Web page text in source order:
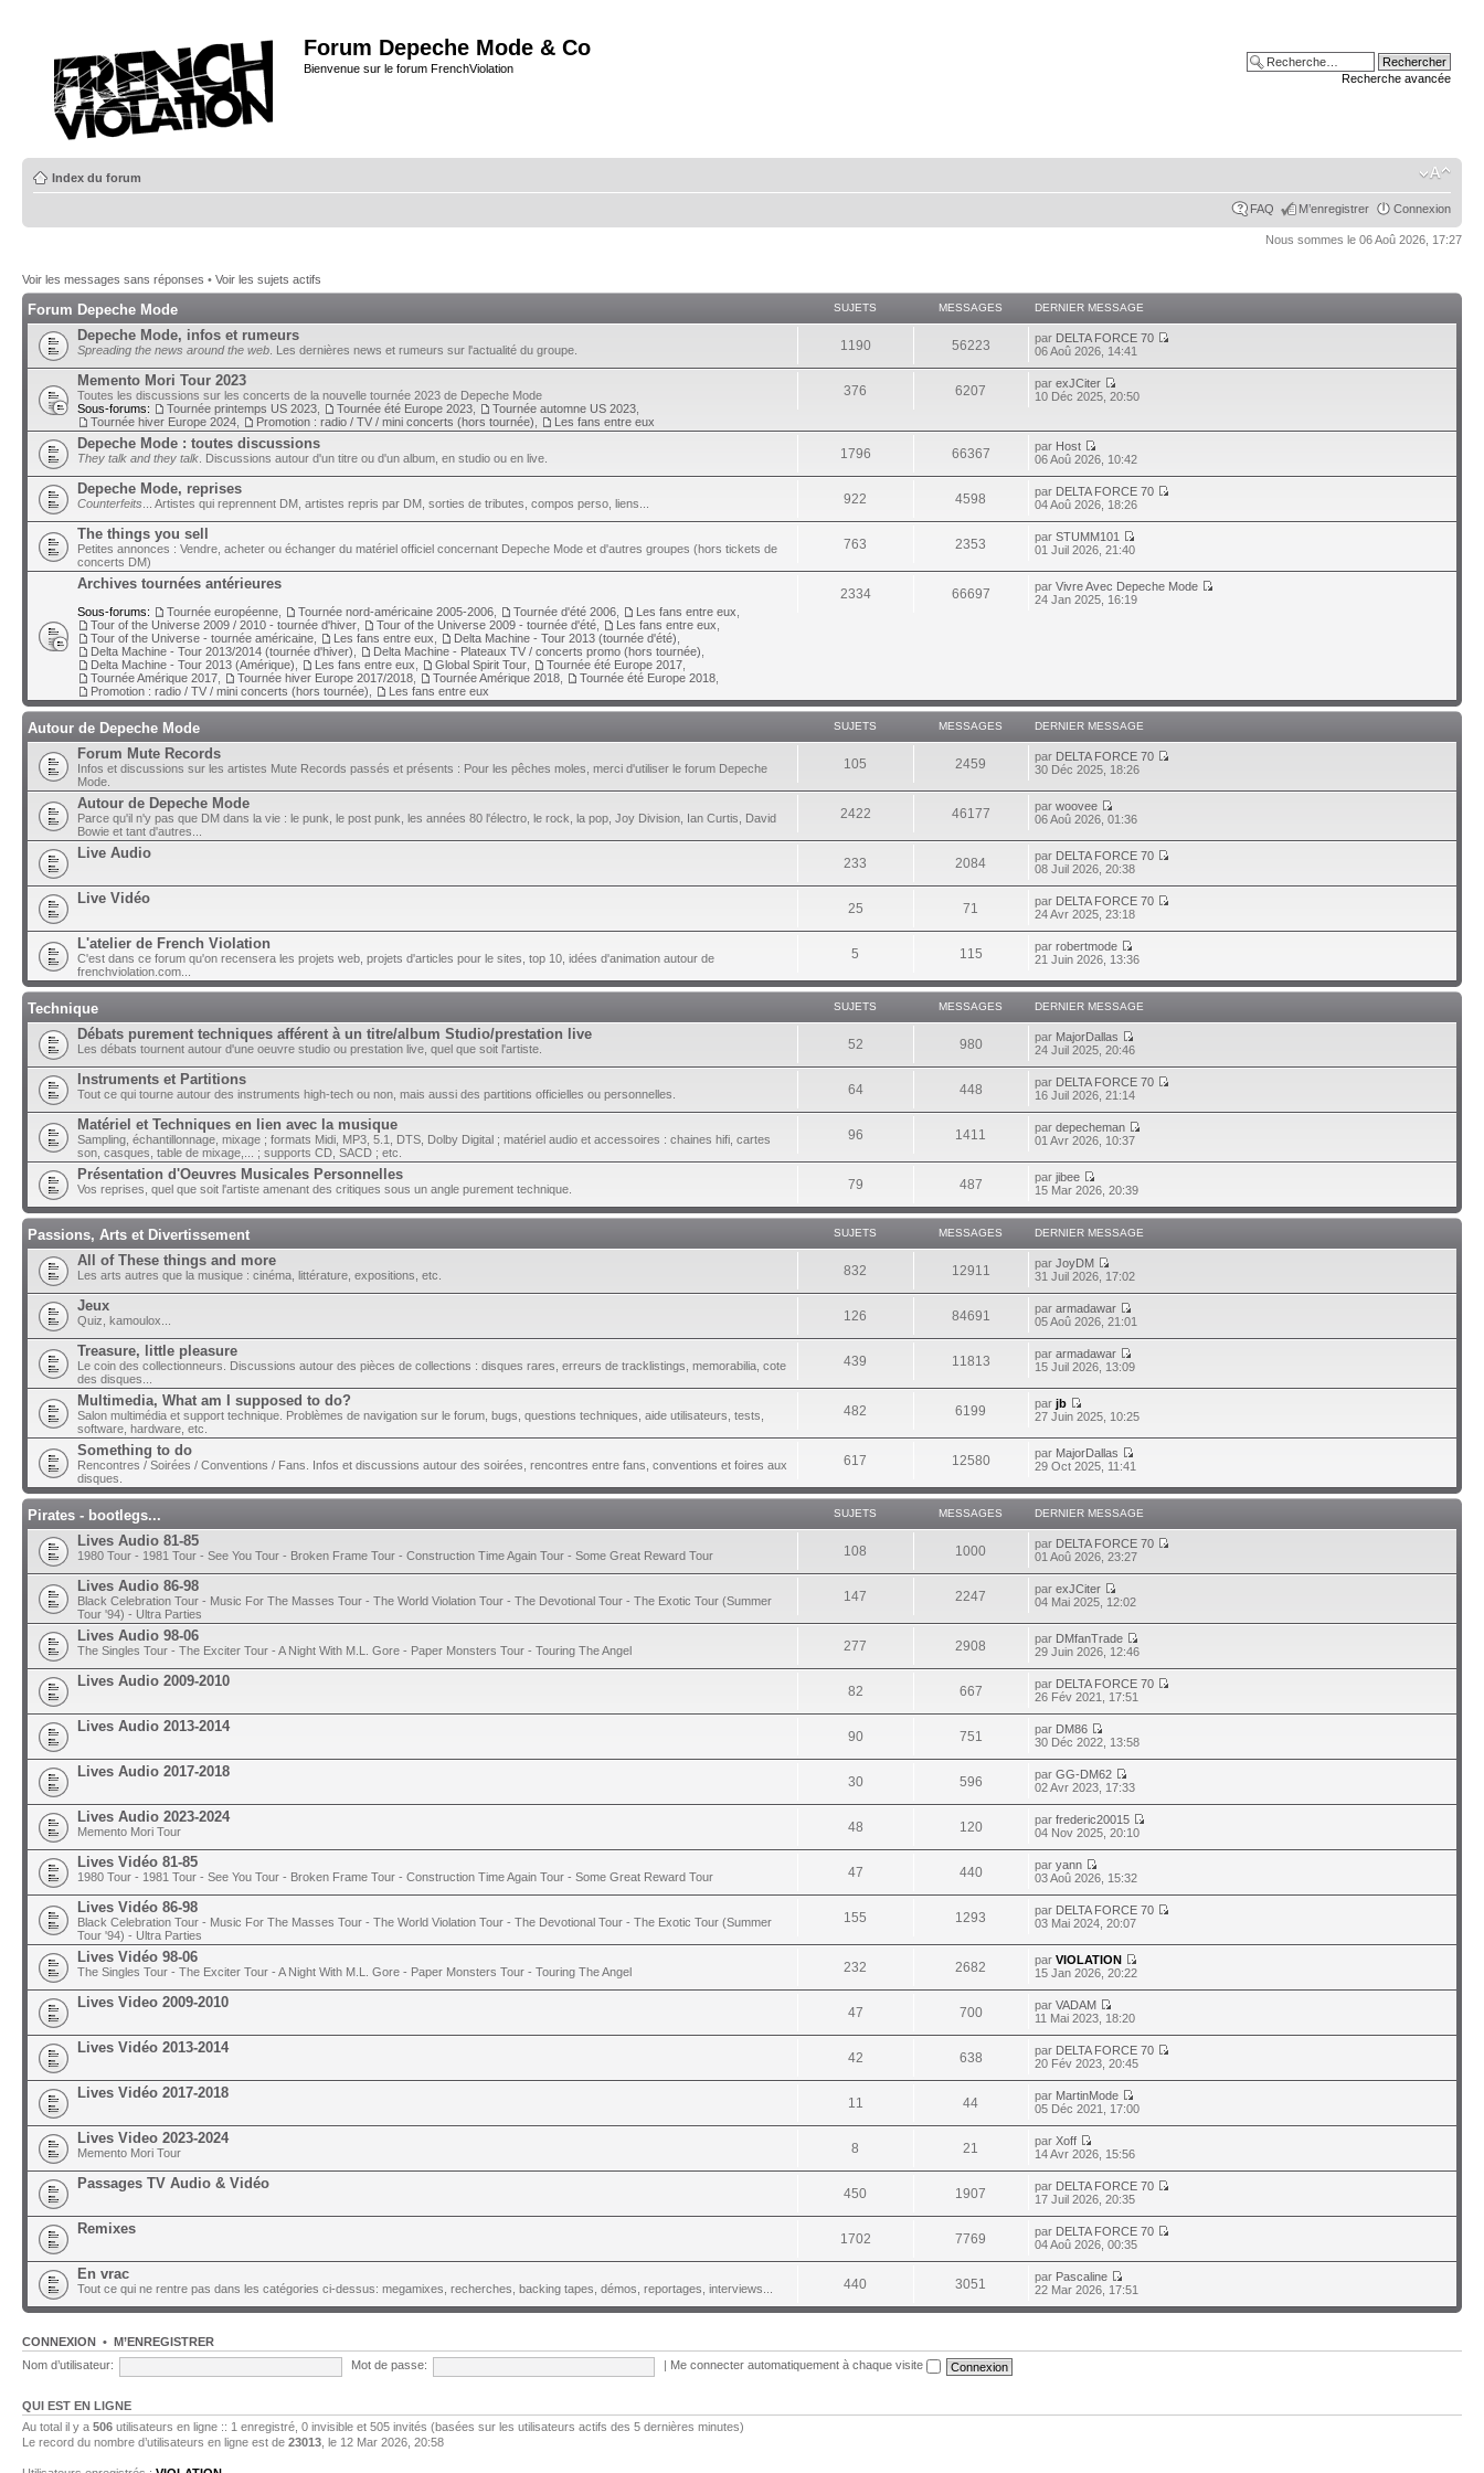
Forum Depeche Mode & Co
Bienvenue sur le forum FrenchViolation
Recherche avancée
Index du forum
FAQ M’enregistrer Connexion
Nous sommes le 06 Aoû 2026, 17:27
Voir les messages sans réponses • Voir les sujets actifs
Forum Depeche Mode SUJETS MESSAGES DERNIER MESSAGE
Depeche Mode, infos et rumeurs
Spreading the news around the web . Les dernières news et rumeurs sur l'actualité du groupe. 1190 56223 par DELTA FORCE 70
06 Aoû 2026, 14:41
Memento Mori Tour 2023
Toutes les discussions sur les concerts de la nouvelle tournée 2023 de Depeche Mode
Sous-forums:
Tournée printemps US 2023 Tournée été Europe 2023 Tournée automne US 2023
Tournée hiver Europe 2024
Promotion : radio / TV / mini concerts (hors tournée) Les fans entre eux
376 6207 parexJCiter
10 Déc 2025, 20:50
Depeche Mode : toutes discussions
They talk and they talk . Discussions autour d'un titre ou d'un album, en studio ou en live. 1796 66367 par Host
06 Aoû 2026, 10:42
Depeche Mode, reprises
Counterfeits ... Artistes qui reprennent DM, artistes repris par DM, sorties de tributes, compos perso, liens... 922 4598 par DELTA FORCE 70
04 Aoû 2026, 18:26
The things you sell
Petites annonces : Vendre, acheter ou échanger du matériel officiel concernant Depeche Mode et d'autres groupes (hors tickets de
concerts DM)
763 2353 parSTUMM101
01 Juil 2026, 21:40
Archives tournées antérieures
Sous-forums: Tournée européenne Tournée nord-américaine 2005-2006 Tournée d'été 2006 Les fans entre eux
Tour of the Universe 2009 / 2010 - tournée d'hiver
Tour of the Universe 2009 - tournée d'été Les fans entre eux
Tour of the Universe - tournée américaine
Les fans entre eux Delta Machine - Tour 2013 (tournée d'été)
Delta Machine - Tour 2013/2014 (tournée d'hiver)
Delta Machine - Plateaux TV / concerts promo (hors tournée)
Delta Machine - Tour 2013 (Amérique)
Les fans entre eux Global Spirit Tour Tournée été Europe 2017
Tournée Amérique 2017
Tournée hiver Europe 2017/2018 Tournée Amérique 2018 Tournée été Europe 2018
Promotion : radio / TV / mini concerts (hors tournée)
Les fans entre eux
2334 66697 parVivre Avec Depeche Mode
24 Jan 2025, 16:19
Autour de Depeche Mode SUJETS MESSAGES DERNIER MESSAGE
Forum Mute Records
Infos et discussions sur les artistes Mute Records passés et présents : Pour les pêches moles, merci d'utiliser le forum Depeche
Mode.
105 2459 par DELTA FORCE 70
30 Déc 2025, 18:26
Autour de Depeche Mode
Parce qu'il n'y pas que DM dans la vie : le punk, le post punk, les années 80 l'électro, le rock, la pop, Joy Division, Ian Curtis, David
Bowie et tant d'autres...
2422 46177 parwoovee
06 Aoû 2026, 01:36
Live Audio
233 2084 par DELTA FORCE 70
08 Juil 2026, 20:38
Live Vidéo
25 71 par DELTA FORCE 70
24 Avr 2025, 23:18
L'atelier de French Violation
C'est dans ce forum qu'on recensera les projets web, projets d'articles pour le sites, top 10, idées d'animation autour de
frenchviolation.com...
5 115 parrobertmode
21 Juin 2026, 13:36
Technique SUJETS MESSAGES DERNIER MESSAGE
Débats purement techniques afférent à un titre/album Studio/prestation live
Les débats tournent autour d'une oeuvre studio ou prestation live, quel que soit l'artiste. 52 980 par MajorDallas
24 Juil 2025, 20:46
Instruments et Partitions
Tout ce qui tourne autour des instruments high-tech ou non, mais aussi des partitions officielles ou personnelles. 64 448 par DELTA FORCE 70
16 Juil 2026, 21:14
Matériel et Techniques en lien avec la musique
Sampling, échantillonnage, mixage ; formats Midi, MP3, 5.1, DTS, Dolby Digital ; matériel audio et accessoires : chaines hifi, cartes
son, casques, table de mixage,... ; supports CD, SACD ; etc.
96 1411 pardepecheman
01 Avr 2026, 10:37
Présentation d'Oeuvres Musicales Personnelles
Vos reprises, quel que soit l'artiste amenant des critiques sous un angle purement technique. 79 487 parjibee
15 Mar 2026, 20:39
Passions, Arts et Divertissement SUJETS MESSAGES DERNIER MESSAGE
All of These things and more
Les arts autres que la musique : cinéma, littérature, expositions, etc. 832 12911 parJoyDM
31 Juil 2026, 17:02
Jeux
Quiz, kamoulox... 126 84691 pararmadawar
05 Aoû 2026, 21:01
Treasure, little pleasure
Le coin des collectionneurs. Discussions autour des pièces de collections : disques rares, erreurs de tracklistings, memorabilia, cote
des disques...
439 11813 pararmadawar
15 Juil 2026, 13:09
Multimedia, What am I supposed to do?
Salon multimédia et support technique. Problèmes de navigation sur le forum, bugs, questions techniques, aide utilisateurs, tests,
software, hardware, etc.
482 6199 parjb
27 Juin 2025, 10:25
Something to do
Rencontres / Soirées / Conventions / Fans. Infos et discussions autour des soirées, rencontres entre fans, conventions et foires aux
disques.
617 12580 par MajorDallas
29 Oct 2025, 11:41
Pirates - bootlegs... SUJETS MESSAGES DERNIER MESSAGE
Lives Audio 81-85
1980 Tour - 1981 Tour - See You Tour - Broken Frame Tour - Construction Time Again Tour - Some Great Reward Tour 108 1000 par DELTA FORCE 70
01 Aoû 2026, 23:27
Lives Audio 86-98
Black Celebration Tour - Music For The Masses Tour - The World Violation Tour - The Devotional Tour - The Exotic Tour (Summer
Tour '94) - Ultra Parties
147 2247 parexJCiter
04 Mai 2025, 12:02
Lives Audio 98-06
The Singles Tour - The Exciter Tour - A Night With M.L. Gore - Paper Monsters Tour - Touring The Angel 277 2908 par DMfanTrade
29 Juin 2026, 12:46
Lives Audio 2009-2010
82 667 par DELTA FORCE 70
26 Fév 2021, 17:51
Lives Audio 2013-2014
90 751 par DM86
30 Déc 2022, 13:58
Lives Audio 2017-2018
30 596 parGG-DM62
02 Avr 2023, 17:33
Lives Audio 2023-2024
Memento Mori Tour 48 120 parfrederic20015
04 Nov 2025, 20:10
Lives Vidéo 81-85
1980 Tour - 1981 Tour - See You Tour - Broken Frame Tour - Construction Time Again Tour - Some Great Reward Tour 47 440 paryann
03 Aoû 2026, 15:32
Lives Vidéo 86-98
Black Celebration Tour - Music For The Masses Tour - The World Violation Tour - The Devotional Tour - The Exotic Tour (Summer
Tour '94) - Ultra Parties
155 1293 par DELTA FORCE 70
03 Mai 2024, 20:07
Lives Vidéo 98-06
The Singles Tour - The Exciter Tour - A Night With M.L. Gore - Paper Monsters Tour - Touring The Angel 232 2682 parVIOLATION
15 Jan 2026, 20:22
Lives Video 2009-2010
47 700 parVADAM
11 Mai 2023, 18:20
Lives Vidéo 2013-2014
42 638 par DELTA FORCE 70
20 Fév 2023, 20:45
Lives Vidéo 2017-2018
11 44 par MartinMode
05 Déc 2021, 17:00
Lives Video 2023-2024
Memento Mori Tour 8 21 parXoff
14 Avr 2026, 15:56
Passages TV Audio & Vidéo
450 1907 par DELTA FORCE 70
17 Juil 2026, 20:35
Remixes
1702 7769 par DELTA FORCE 70
04 Aoû 2026, 00:35
En vrac
Tout ce qui ne rentre pas dans les catégories ci-dessus: megamixes, recherches, backing tapes, démos, reportages, interviews... 440 3051 par Pascaline
22 Mar 2026, 17:51
CONNEXION • M’ENREGISTRER
Nom d’utilisateur:
Mot de passe: Me connecter automatiquement à chaque visite
QUI EST EN LIGNE
Au total il y a 506 utilisateurs en ligne :: 1 enregistré, 0 invisible et 505 invités (basées sur les utilisateurs actifs des 5 dernières minutes)
Le record du nombre d’utilisateurs en ligne est de 23013 , le 12 Mar 2026, 20:58